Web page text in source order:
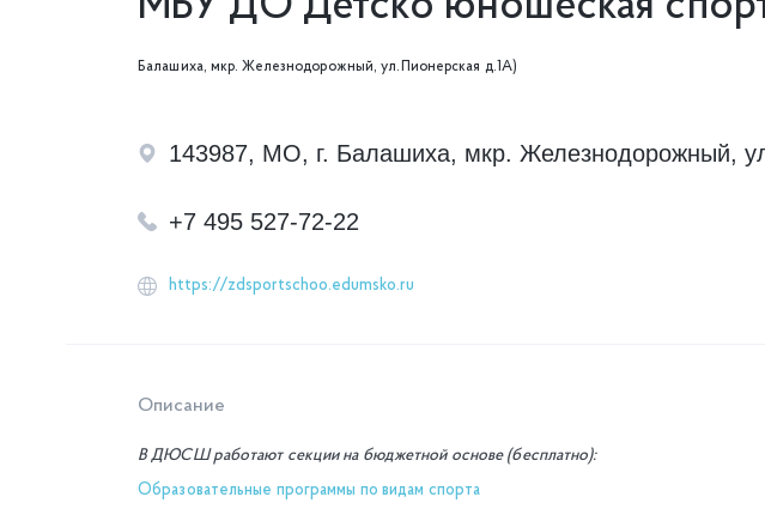
Балашиха, мкр. Железнодорожный, ул.Пионерская д.1А)
143987, МО, г. Балашиха, мкр. Железнодорожный,
+7 495 527-72-22
https://zdsportschoo.edumsko.ru
Описание
В ДЮСШ работают секции на бюджетной основе (бесплатно):
Образовательные программы по видам спорта